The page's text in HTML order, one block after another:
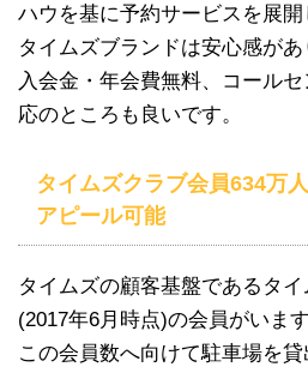
ハウを基に予約サービスを展開
タイムズブランドは安心感があ
入会金・年会費無料、コール
応のところも良いです。
タイムズクラブ会員634万
アピール可能
タイムズの顧客基盤であるタ
(2017年6月時点)の会員がいます
この会員数へ向けて駐車場を